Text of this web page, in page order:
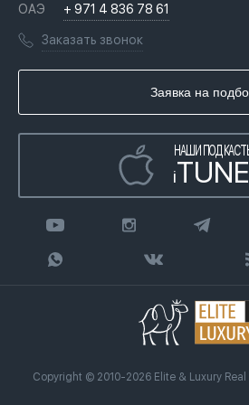
Переезд в Дубай, ОАЭ
Гражданство ОАЭ
Книги
Инфографика
Лицензии
Агентство недвижимости
ОАЭ + 971 4 836 78 61
Заказать звонок
Заявка на
НАШИ
i
Copyright © 2010-2026 Elite & Luxury Real